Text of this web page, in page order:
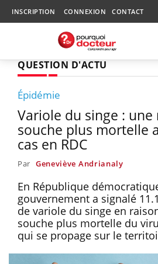
INSCRIPTION CONNEXION CONTACT
QUESTION D'ACTU
Épidémie
Variole du singe : une
souche plus mortelle
cas en RDC
Par Geneviève Andrianaly
En République
gouvernement a signalé
de variole du singe en
souche plus mortelle du
qui se propage sur le